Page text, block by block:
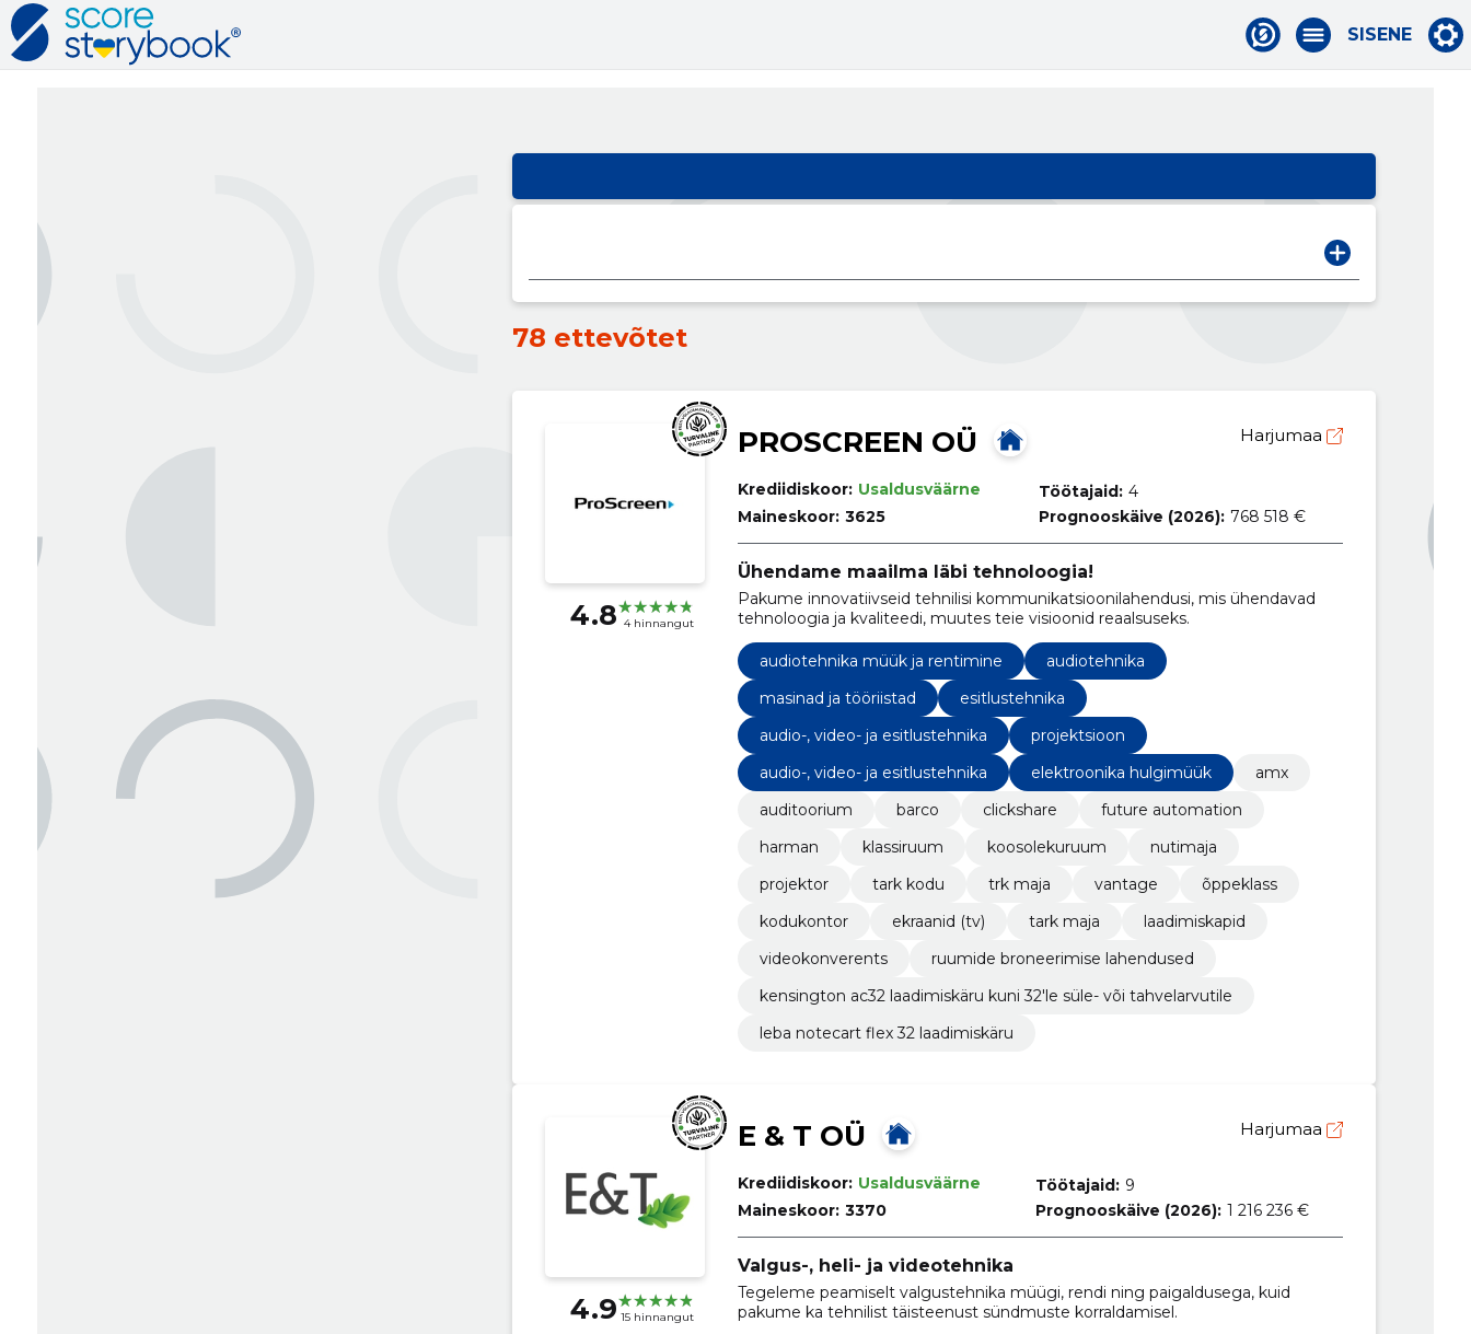
SISENE
78 ettevõtet
4.8 4 hinnangut
PROSCREEN OÜ Harjumaa
Krediidiskoor: Usaldusväärne
Maineskoor: 3625
Töötajaid: 4
Prognooskäive (2026): 768 518 €
Ühendame maailma läbi tehnoloogia!
Pakume innovatiivseid tehnilisi kommunikatsioonilahendusi, mis ühendavad
tehnoloogia ja kvaliteedi, muutes teie visioonid reaalsuseks.
audiotehnika müük ja rentimine
audiotehnika
masinad ja tööriistad
esitlustehnika
audio-, video- ja esitlustehnika
projektsioon
audio-, video- ja esitlustehnika
elektroonika hulgimüük
amx
auditoorium
barco clickshare
future automation
harman
klassiruum koosolekuruum
nutimaja
projektor
tark kodu trk maja vantage
õppeklass
kodukontor
ekraanid (tv) tark maja
laadimiskapid
videokonverents
ruumide broneerimise lahendused
kensington ac32 laadimiskäru kuni 32'le süle- või tahvelarvutile
leba notecart flex 32 laadimiskäru
4.9 15 hinnangut
E & T OÜ Harjumaa
Krediidiskoor: Usaldusväärne
Maineskoor: 3370
Töötajaid: 9
Prognooskäive (2026): 1 216 236 €
Valgus-, heli- ja videotehnika
Tegeleme peamiselt valgustehnika müügi, rendi ning paigaldusega, kuid
pakume ka tehnilist täisteenust sündmuste korraldamisel.